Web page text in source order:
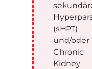
(sHPT)
und/oder
Chronic
Kidney